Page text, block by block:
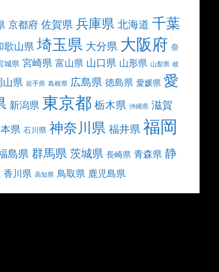
京都府 佐賀県 兵庫県 北海道 千葉
歌山県 埼玉県 大分県 大阪府 奈
城県 宮崎県 富山県 山口県 山形県 山梨県 岐
山県 岩手県 島根県 広島県 徳島県 愛媛県 愛
新潟県 東京都 栃木県 沖縄県 滋賀
県 石川県 神奈川県 福井県 福岡
島県 群馬県茨城県 長崎県 青森県 静
香川県 高知県 鳥取県 鹿児島県